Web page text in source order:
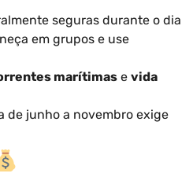
seguras durante o dia
em grupos e use
marítimas e vida
de junho a novembro exige